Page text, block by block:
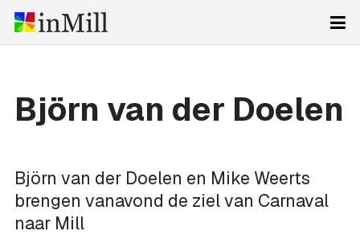
Björn van der Doelen
Björn van der Doelen en Mike Weerts
brengen vanavond de ziel van Carnaval
naar Mill